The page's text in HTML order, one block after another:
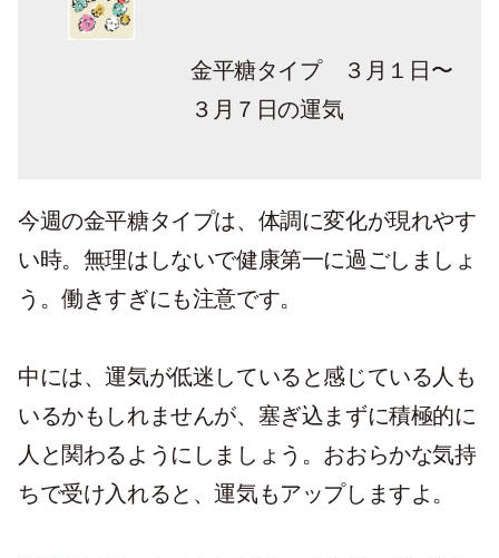
金平糖タイプ ３月１日〜
３月７日の運気
今週の金平糖タイプは、体調に変化が現れやす
い時。無理はしないで健康第一に過ごしましょ
う。働きすぎにも注意です。
中には、運気が低迷していると感じている人も
いるかもしれませんが、塞ぎ込まずに積極的に
人と関わるようにしましょう。おおらかな気持
ちで受け入れると、運気もアップしますよ。